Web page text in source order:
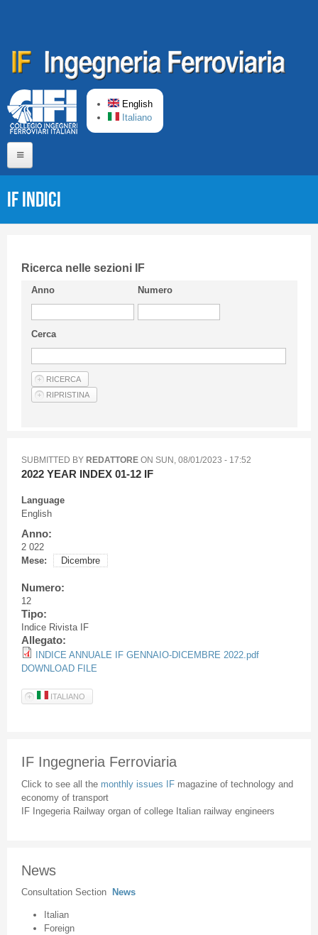
English
Italiano
Short presentation CIFI
Guideline
Privacy & Policy
Articles
IF Indici
Ricerca nelle sezioni IF
Anno Numero
Cerca
SUBMITTED BY REDATTOREON SUN, 08/01/2023 - 17:52
2022 YEAR INDEX 01-12 IF
Language
English
Anno:
2 022
Mese:
Dicembre
Numero:
12
Tipo:
Indice Rivista IF
Allegato:
INDICE ANNUALE IF GENNAIO-DICEMBRE 2022.pdf
DOWNLOAD FILE
ITALIANO
IF Ingegneria Ferroviaria
Click to see all the monthly issues IF magazine of technology and
economy of transport
IF Ingegeria Railway organ of college Italian railway engineers
News
Consultation Section News
Italian
Foreign